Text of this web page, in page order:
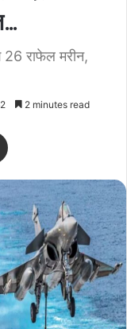
26 राफेल मरीन,
2 minutes read